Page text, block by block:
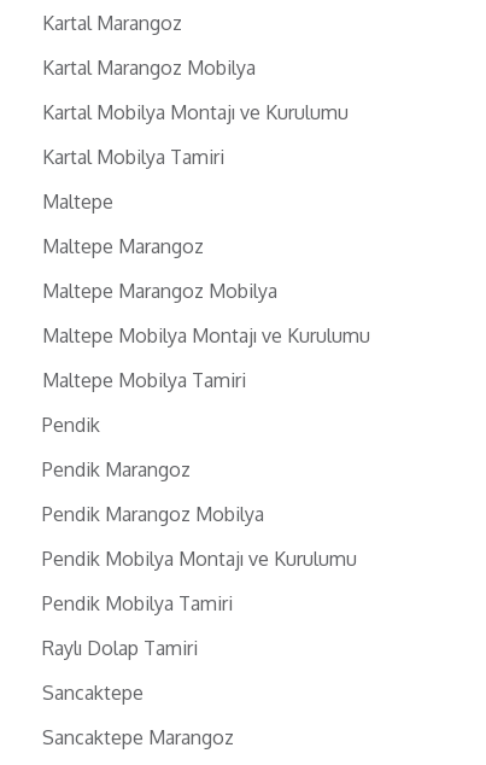
Kartal Marangoz
Kartal Marangoz Mobilya
Kartal Mobilya Montajı ve Kurulumu
Kartal Mobilya Tamiri
Maltepe
Maltepe Marangoz
Maltepe Marangoz Mobilya
Maltepe Mobilya Montajı ve Kurulumu
Maltepe Mobilya Tamiri
Pendik
Pendik Marangoz
Pendik Marangoz Mobilya
Pendik Mobilya Montajı ve Kurulumu
Pendik Mobilya Tamiri
Raylı Dolap Tamiri
Sancaktepe
Sancaktepe Marangoz